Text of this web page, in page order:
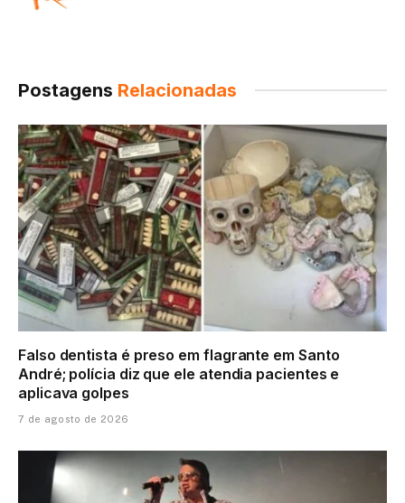
Postagens Relacionadas
Falso dentista é preso em flagrante em Santo
André; polícia diz que ele atendia pacientes e
aplicava golpes
7 de agosto de 2026